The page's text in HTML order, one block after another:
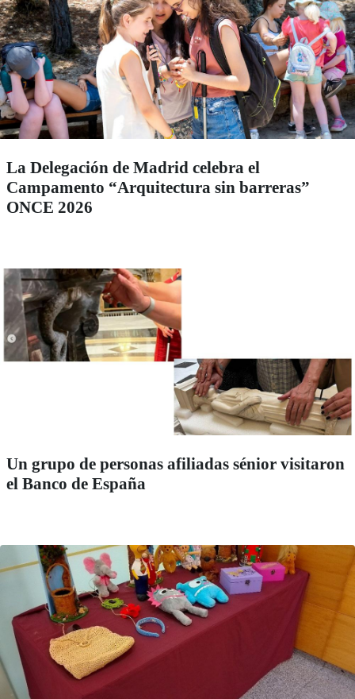
La Delegación de Madrid celebra el
Campamento “Arquitectura sin barreras”
ONCE 2026
Un grupo de personas afiliadas sénior visitaron
el Banco de España